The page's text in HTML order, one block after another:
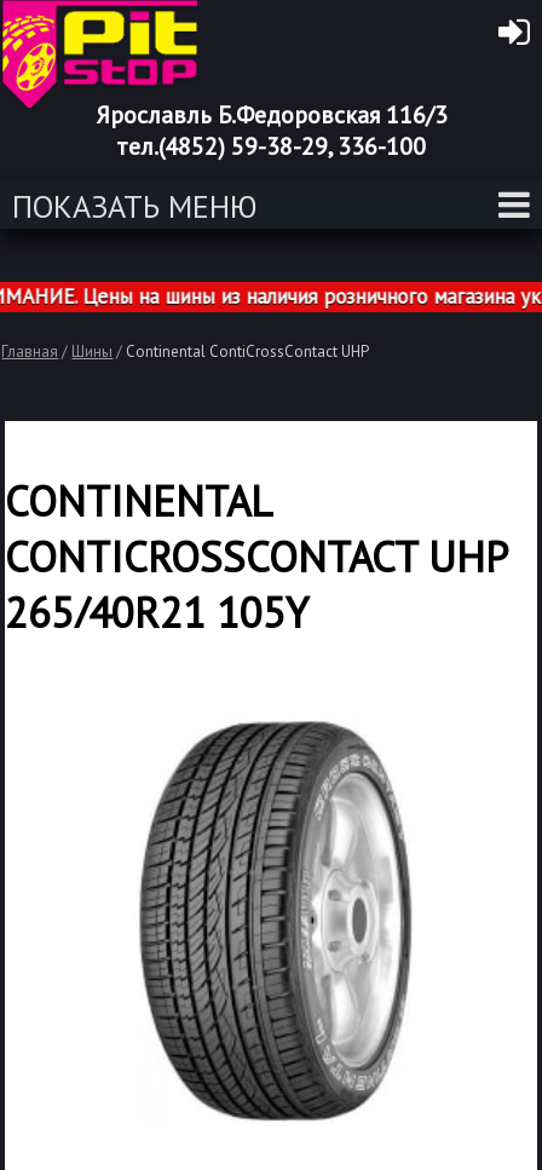
Ярославль Б.Федоровская 116/3
тел.(4852) 59-38-29, 336-100
ПОКАЗАТЬ МЕНЮ
Цены на шины из наличия розничного магазина
Главная / Шины / Continental ContiCrossContact UHP
CONTINENTAL
CONTICROSSCONTACT UHP
265/40R21 105Y